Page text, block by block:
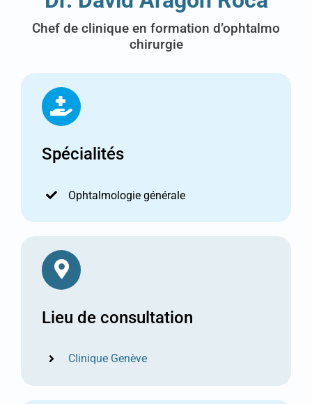
Chef de clinique en formation d’ophtalmo
chirurgie
Spécialités
Ophtalmologie générale
Lieu de consultation
Clinique Genève